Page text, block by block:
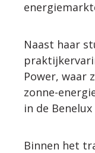
Naast haar
Power, waar
zonne-
in de
Binnen het